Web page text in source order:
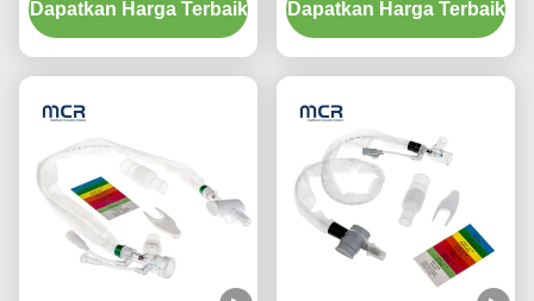
Elbow Untuk Rumah
Sakit
Dapatkan Harga Terbaik
Dapatkan Harga Terbaik